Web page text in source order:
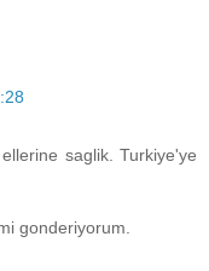
saglik. Turkiye'ye
gonderiyorum.